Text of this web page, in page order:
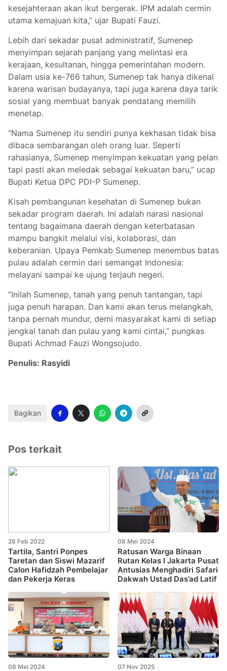
kesejahteraan akan ikut bergerak. IPM adalah cermin
utama kemajuan kita,” ujar Bupati Fauzi.
Lebih dari sekadar pusat administratif, Sumenep
menyimpan sejarah panjang yang melintasi era
kerajaan, kesultanan, hingga pemerintahan modern.
Dalam usia ke-766 tahun, Sumenep tak hanya dikenal
karena warisan budayanya, tapi juga karena daya tarik
sosial yang membuat banyak pendatang memilih
menetap.
“Nama Sumenep itu sendiri punya kekhasan tidak bisa
dibaca sembarangan oleh orang luar. Seperti
rahasianya, Sumenep menyimpan kekuatan yang pelan
tapi pasti akan meledak sebagai kekuatan baru,” ucap
Bupati Ketua DPC PDI-P Sumenep.
Kisah pembangunan kesehatan di Sumenep bukan
sekadar program daerah. Ini adalah narasi nasional
tentang bagaimana daerah dengan keterbatasan
mampu bangkit melalui visi, kolaborasi, dan
keberanian. Upaya Pemkab Sumenep menembus batas
pulau adalah cermin dari semangat Indonesia:
melayani sampai ke ujung terjauh negeri.
“Inilah Sumenep, tanah yang penuh tantangan, tapi
juga penuh harapan. Dan kami akan terus melangkah,
tanpa pernah mundur, demi masyarakat kami di setiap
jengkal tanah dan pulau yang kami cintai,” pungkas
Bupati Achmad Fauzi Wongsojudo.
Penulis: Rasyidi
Bagikan
Pos terkait
26 Feb 2022
Tartila, Santri Ponpes
Taretan dan Siswi Mazarif
Calon Hafidzah Pembelajar
dan Pekerja Keras
08 Mei 2024
Ratusan Warga Binaan
Rutan Kelas I Jakarta Pusat
Antusias Menghadiri Safari
Dakwah Ustad Das’ad Latif
08 Mei 2024 07 Nov 2025